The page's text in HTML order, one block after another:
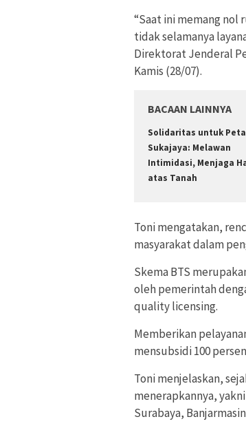
“Saat ini memang nol
tidak selamanya
Direktorat Jenderal
Kamis (28/07).
BACAAN LAINNYA
Solidaritas untuk
Sukajaya: Melawan
Intimidasi, Menjaga
atas Tanah
Toni mengatakan,
masyarakat dalam
Skema BTS
oleh pemerintah
quality licensing.
Memberikan
mensubsidi 100
Toni menjelaskan,
menerapkannya,
Surabaya,